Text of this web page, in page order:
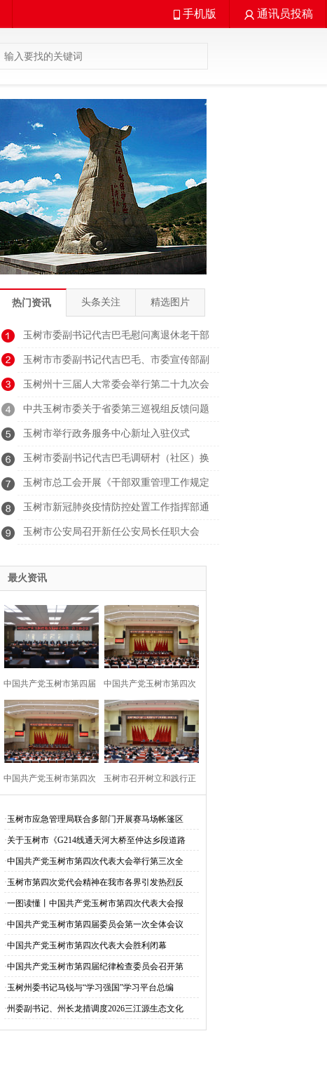
通讯员投稿
手机版
热门资讯 头条关注 精选图片
玉树市委副书记代吉巴毛慰问离退休老干部
玉树市市委副书记代吉巴毛、市委宣传部副
部长
玉树州十三届人大常委会举行第二十九次会
议
中共玉树市委关于省委第三巡视组反馈问题
整改
玉树市举行政务服务中心新址入驻仪式
玉树市委副书记代吉巴毛调研村（社区）换
届时
玉树市总工会开展《干部双重管理工作规定
（试
玉树市新冠肺炎疫情防控处置工作指挥部通
告（
玉树市公安局召开新任公安局长任职大会
最火资讯
中国共产党玉树市第四届
委员会第一次
中国共产党玉树市第四次
代表大会胜利
中国共产党玉树市第四次 玉树市召开树立和践行正
·玉树市应急管理局联合多部门开展赛马场帐篷区
·关于玉树市《G214线通天河大桥至仲达乡段道路
·中国共产党玉树市第四次代表大会举行第三次全
·玉树市第四次党代会精神在我市各界引发热烈反
·一图读懂丨中国共产党玉树市第四次代表大会报
·中国共产党玉树市第四届委员会第一次全体会议
·中国共产党玉树市第四次代表大会胜利闭幕
·中国共产党玉树市第四届纪律检查委员会召开第
·玉树州委书记马锐与“学习强国”学习平台总编
·州委副书记、州长龙措调度2026三江源生态文化